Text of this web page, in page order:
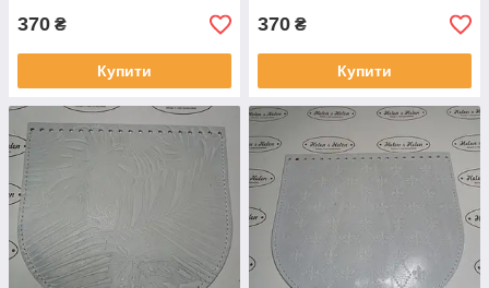
370 ₴
Купити
370 ₴
Купити